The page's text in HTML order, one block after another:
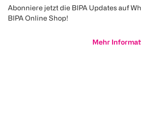
Abonniere jetzt die BIPA Updates auf
BIPA Online Shop!
Mehr